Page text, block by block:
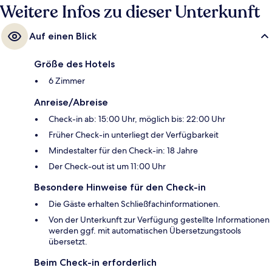
Weitere Infos zu dieser Unterkunft
Auf einen Blick
Größe des Hotels
6 Zimmer
Anreise/Abreise
Check-in ab: 15:00 Uhr, möglich bis: 22:00 Uhr
Früher Check-in unterliegt der Verfügbarkeit
Mindestalter für den Check-in: 18 Jahre
Der Check-out ist um 11:00 Uhr
Besondere Hinweise für den Check-in
Die Gäste erhalten Schließfachinformationen.
Von der Unterkunft zur Verfügung gestellte Informationen
werden ggf. mit automatischen Übersetzungstools
übersetzt.
Beim Check-in erforderlich